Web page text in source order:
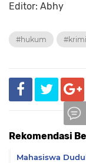
Editor: Abhy
#hukum
Rekomendasi
Mahasiswa